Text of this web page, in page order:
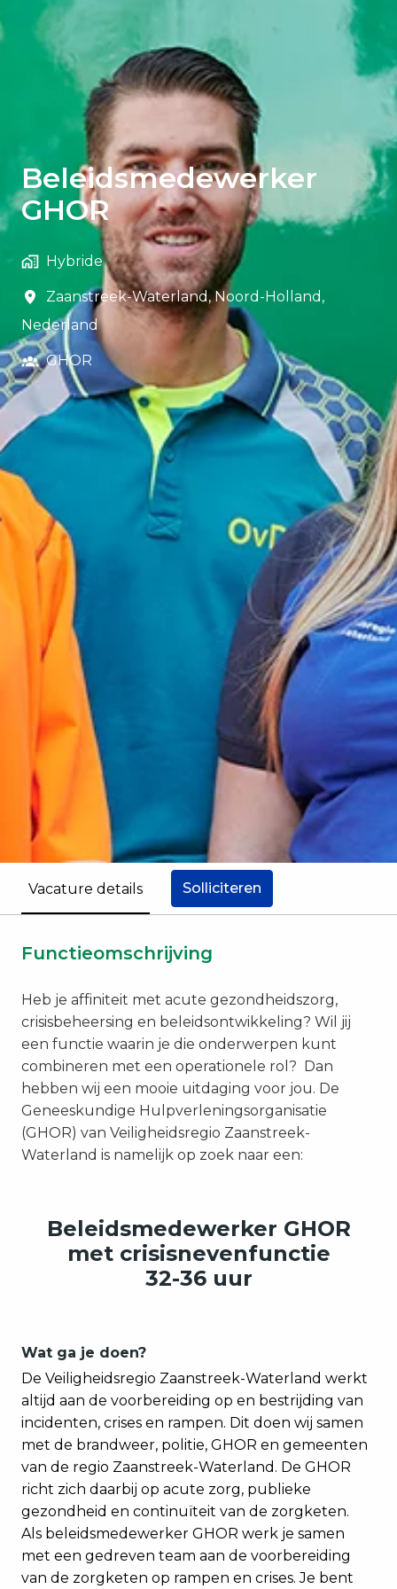
Beleidsmedewerker
GHOR
Hybride
Zaanstreek-Waterland, Noord-Holland ,
Nederland
GHOR
Vacature details Solliciteren
Functieomschrijving
Heb je affiniteit met acute gezondheidszorg,
crisisbeheersing en beleidsontwikkeling? Wil jij
een functie waarin je die onderwerpen kunt
combineren met een operationele rol? Dan
hebben wij een mooie uitdaging voor jou. De
Geneeskundige Hulpverleningsorganisatie
(GHOR) van Veiligheidsregio Zaanstreek-
Waterland is namelijk op zoek naar een:
Beleidsmedewerker GHOR
met crisisnevenfunctie
32-36 uur
Wat ga je doen?
De Veiligheidsregio Zaanstreek-Waterland werkt
altijd aan de voorbereiding op en bestrijding van
incidenten, crises en rampen. Dit doen wij samen
met de brandweer, politie, GHOR en gemeenten
van de regio Zaanstreek-Waterland. De GHOR
richt zich daarbij op acute zorg, publieke
gezondheid en continuïteit van de zorgketen.
Als beleidsmedewerker GHOR werk je samen
met een gedreven team aan de voorbereiding
van de zorgketen op rampen en crises. Je bent